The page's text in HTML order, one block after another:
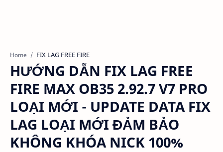
Home FIX LAG FREE FIRE
HƯỚNG DẪN FIX LAG FREE
FIRE MAX OB35 2.92.7 V7 PRO
LOẠI MỚI - UPDATE DATA FIX
LAG LOẠI MỚI ĐẢM BẢO
KHÔNG KHÓA NICK 100%